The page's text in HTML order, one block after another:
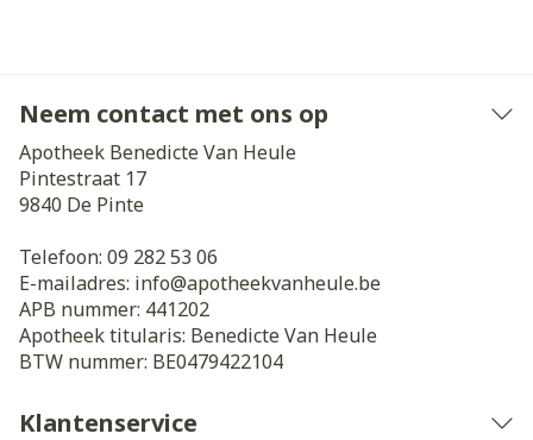
Neem contact met ons op
Apotheek Benedicte Van Heule
Pintestraat 17
9840 De Pinte
Telefoon: 09 282 53 06
E-mailadres: info@apotheekvanheule.be
APB nummer: 441202
Apotheek titularis: Benedicte Van Heule
BTW nummer: BE0479422104
Klantenservice